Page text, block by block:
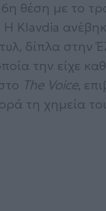
θέση με το
Η Klavdia
δίπλα στην
την είχε
The Voice,
τη χημεία